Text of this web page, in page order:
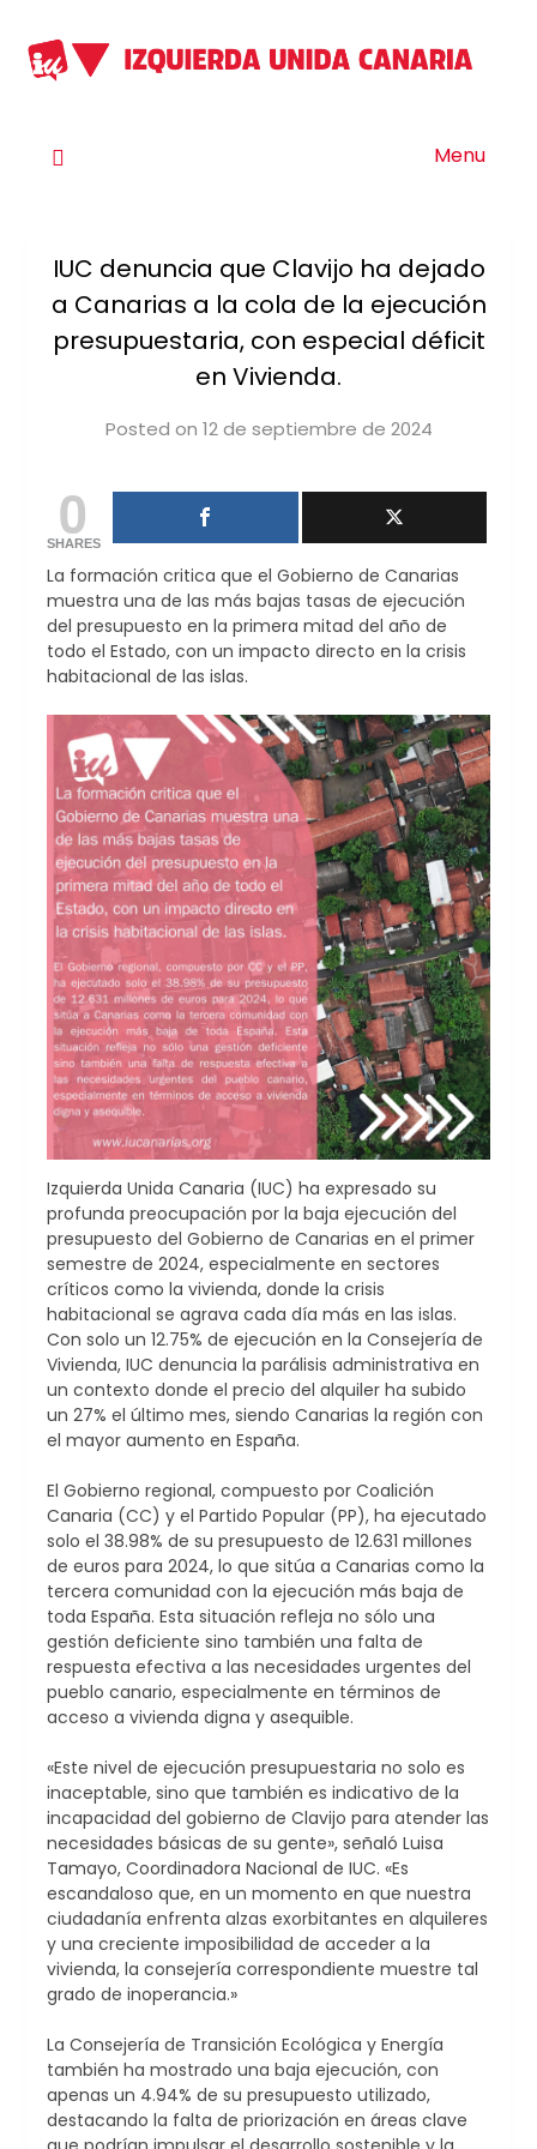
Menu
IUC denuncia que Clavijo ha dejado
a Canarias a la cola de la ejecución
presupuestaria, con especial déficit
en Vivienda.
Posted on 12 de septiembre de 2024
0
SHARES
La formación critica que el Gobierno de Canarias
muestra una de las más bajas tasas de ejecución
del presupuesto en la primera mitad del año de
todo el Estado, con un impacto directo en la crisis
habitacional de las islas.
Izquierda Unida Canaria (IUC) ha expresado su
profunda preocupación por la baja ejecución del
presupuesto del Gobierno de Canarias en el primer
semestre de 2024, especialmente en sectores
críticos como la vivienda, donde la crisis
habitacional se agrava cada día más en las islas.
Con solo un 12.75% de ejecución en la Consejería de
Vivienda, IUC denuncia la parálisis administrativa en
un contexto donde el precio del alquiler ha subido
un 27% el último mes, siendo Canarias la región con
el mayor aumento en España.
El Gobierno regional, compuesto por Coalición
Canaria (CC) y el Partido Popular (PP), ha ejecutado
solo el 38.98% de su presupuesto de 12.631 millones
de euros para 2024, lo que sitúa a Canarias como la
tercera comunidad con la ejecución más baja de
toda España. Esta situación refleja no sólo una
gestión deficiente sino también una falta de
respuesta efectiva a las necesidades urgentes del
pueblo canario, especialmente en términos de
acceso a vivienda digna y asequible.
«Este nivel de ejecución presupuestaria no solo es
inaceptable, sino que también es indicativo de la
incapacidad del gobierno de Clavijo para atender las
necesidades básicas de su gente», señaló Luisa
Tamayo, Coordinadora Nacional de IUC. «Es
escandaloso que, en un momento en que nuestra
ciudadanía enfrenta alzas exorbitantes en alquileres
y una creciente imposibilidad de acceder a la
vivienda, la consejería correspondiente muestre tal
grado de inoperancia.»
La Consejería de Transición Ecológica y Energía
también ha mostrado una baja ejecución, con
apenas un 4.94% de su presupuesto utilizado,
destacando la falta de priorización en áreas clave